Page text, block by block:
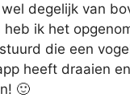
degelijk van
heb ik het
die een
heeft draaien
🙂